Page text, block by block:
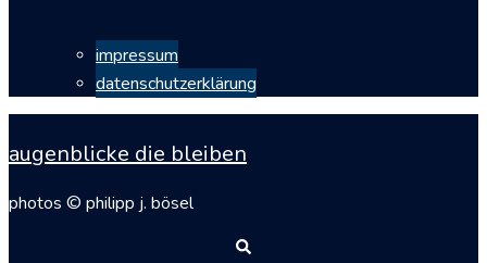
impressum
datenschutzerklärung
augenblicke die bleiben
photos © philipp j. bösel